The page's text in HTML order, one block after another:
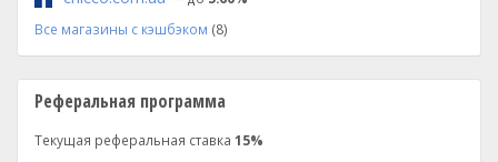
Все магазины с кэшбэком (8)
Реферальная программа
Текущая реферальная ставка 15%